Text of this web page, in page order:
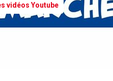
vidéos Youtube